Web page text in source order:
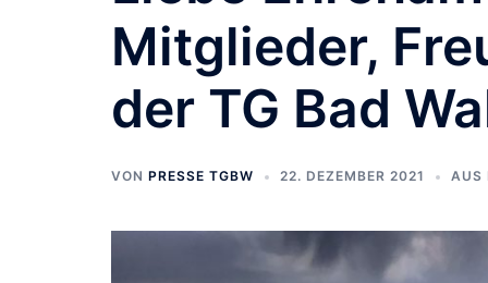
Mitglieder,
der TG Bad
VON PRESSE TGBW 22. DEZEMBER 2021 AUS